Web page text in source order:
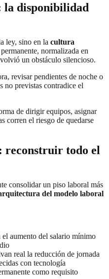
la disponibilidad
ley, sino en la cultura
normalizada en
un obstáculo silencioso.
revisar pendientes de noche o
no previstas contradice el
de dirigir equipos, asignar
corren el riesgo de quedarse
reconstruir todo el
consolidar un piso laboral más
del modelo laboral
el aumento del salario mínimo
real la reducción de jornada
con tecnología
como requisito